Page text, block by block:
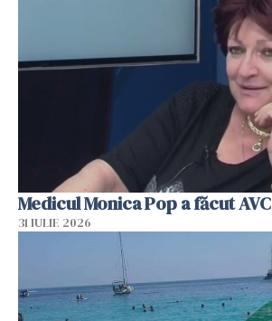
Medicul Monica Pop a făcut AVC
31 IULIE 2026